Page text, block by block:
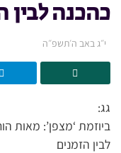
כהכנה לבין
י״ג באב ה׳תשפ״ה
גג:
ביוזמת ‘מצפן’: מאות
לבין הזמנים